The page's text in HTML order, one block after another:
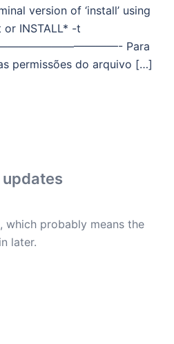
version of ‘install’ using
INSTALL* -t
Para
permissões do arquivo […]
which probably means the
later.